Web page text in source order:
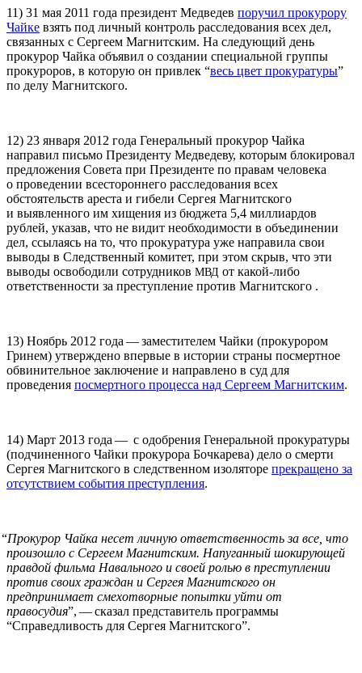
11) 31 мая 2011 года президент Медведев поручил прокурору
Чайке взять под личный контроль расследования всех дел,
связанных с Сергеем Магнитским. На следующий день
прокурор Чайка объявил о создании специальной группы
прокуроров, в которую он привлек “весь цвет прокуратуры”
по делу Магнитского.
12) 23 января 2012 года Генеральный прокурор Чайка
направил письмо Президенту Медведеву, которым блокировал
предложения Совета при Президенте по правам человека
о проведении всестороннего расследования всех
обстоятельств ареста и гибели Сергея Магнитского
и выявленного им хищения из бюджета 5,4 миллиардов
рублей, указав, что не видит необходимости в объединении
дел, ссылаясь на то, что прокуратура уже направила свои
выводы в Следственный комитет, при этом скрыв, что эти
выводы освободили сотрудников МВД от какой-либо
ответственности за преступление против Магнитского .
13) Ноябрь 2012 года — заместителем Чайки (прокурором
Гринем) утверждено впервые в истории страны посмертное
обвинительное заключение и направлено в суд для
проведения посмертного процесса над Сергеем Магнитским.
14) Март 2013 года — с одобрения Генеральной прокуратуры
(подчиненного Чайки прокурора Бочкарева) дело о смерти
Сергея Магнитского в следственном изоляторе прекращено за
отсутствием события преступления.
“Прокурор Чайка несет личную ответственность за все, что
произошло с Сергеем Магнитским. Напуганный шокирующей
правдой фильма Навального и своей ролью в преступлении
против своих граждан и Сергея Магнитского он
предпринимает смехотворные попытки уйти от
правосудия”, — сказал представитель программы
“Справедливость для Сергея Магнитского”.